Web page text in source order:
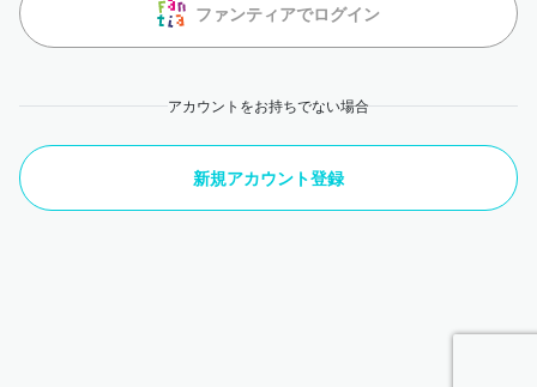
ファンティアでログイン
アカウントをお持ちでない場合
新規アカウント登録